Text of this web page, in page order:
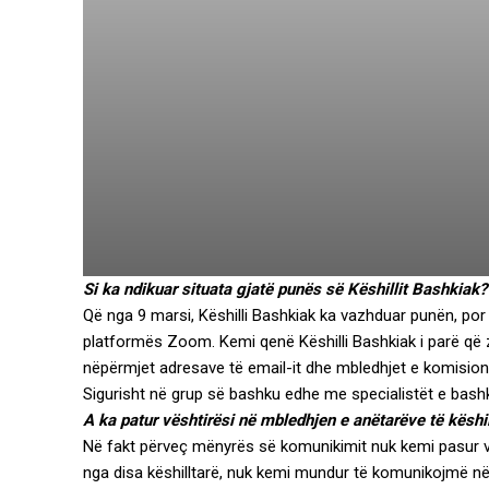
Si ka ndikuar situata gjatë punës së Këshillit Bashkiak?
Që nga 9 marsi, Këshilli Bashkiak ka vazhduar punën,
platformës Zoom. Kemi qenë Këshilli Bashkiak i parë
nëpërmjet adresave të email-it dhe mbledhjet e
Sigurisht në grup së bashku edhe me specialistët e
A ka patur vështirësi në mbledhjen e anëtarëve të
Në fakt përveç mënyrës së komunikimit nuk kemi
nga disa këshilltarë, nuk kemi mundur të komunikojmë